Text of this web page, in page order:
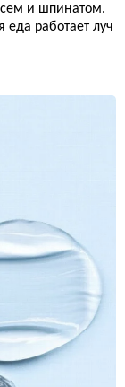
и шпинатом.
работает луч